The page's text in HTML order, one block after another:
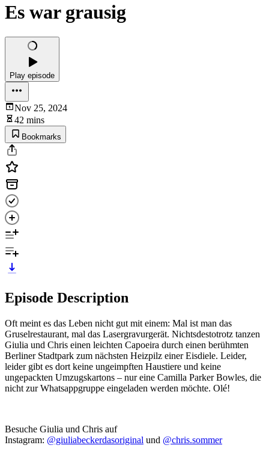
Es war grausig
Play episode
Nov 25, 2024
42 mins
Bookmarks
Episode Description
Oft meint es das Leben nicht gut mit einem: Mal ist man das
Gruselrestaurant, mal das Lasergravurgerät. Nichtsdestotrotz tanzen
Giulia und Chris einen leichten Capoeira durch einen berühmten
Berliner Stadtpark zum nächsten Heizpilz einer Eisdiele. Leider,
leider gibt es dort keine ungeimpften Haustiere und keine
ungepackten Umzugskartons – nur eine Camilla Parker Bowles, die
nicht zur Whatsappgruppe eingeladen werden möchte. Olé!
Besuche Giulia und Chris auf
Instagram: @giuliabeckerdasoriginal und @chris.sommer